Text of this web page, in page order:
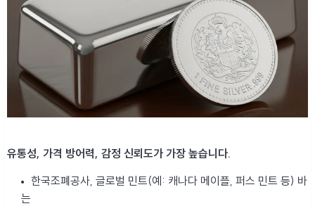
유통성, 가격 방어력, 감정 신뢰도가 가장 높습니다.
한국조폐공사, 글로벌 민트(예: 캐나다 메이플, 퍼스 민트 등) 바
는